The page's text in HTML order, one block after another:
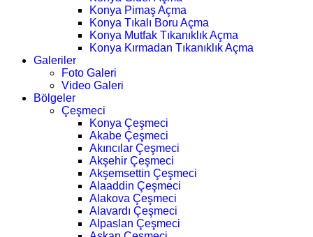
Konya Pimaş Açma
Konya Tıkalı Boru Açma
Konya Mutfak Tıkanıklık Açma
Konya Kırmadan Tıkanıklık Açma
Galeriler
Foto Galeri
Video Galeri
Bölgeler
Çeşmeci
Konya Çeşmeci
Akabe Çeşmeci
Akıncılar Çeşmeci
Akşehir Çeşmeci
Akşemsettin Çeşmeci
Alaaddin Çeşmeci
Alakova Çeşmeci
Alavardı Çeşmeci
Alpaslan Çeşmeci